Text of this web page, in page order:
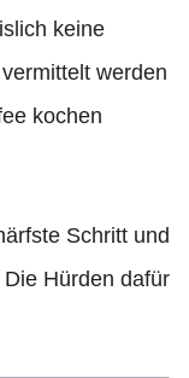
keine
werden
kochen
Schritt und
Hürden dafür